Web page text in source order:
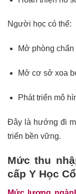
Người học có thể:
Mở phòng chẩn
Mở cơ sở xoa
Phát triển mô
Đây là hướng đi
triển bền vững.
Mức thu
cấp Y Học